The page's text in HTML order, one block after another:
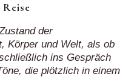
der
Körper und Welt, als ob
ins Gespräch
die plötzlich in einem